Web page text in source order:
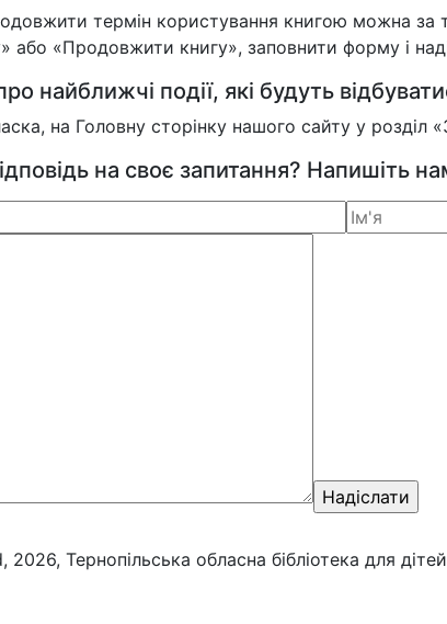
термін користування книгою можна за
або «Продовжити книгу», заповнити форму і
найближчі події, які будуть
на Головну сторінку нашого сайту у розділ
на своє запитання? Напишіть
Тернопільська обласна бібліотека для дітей